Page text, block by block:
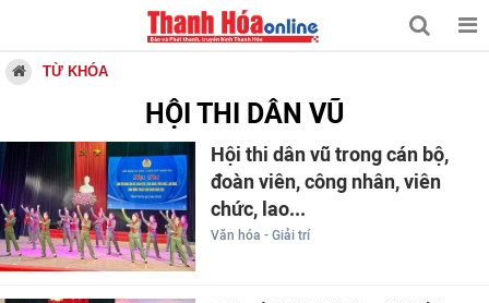
TỪ KHÓA
HỘI THI DÂN VŨ
Hội thi dân vũ trong cán bộ,
đoàn viên, công nhân, viên
chức, lao...
Văn hóa - Giải trí